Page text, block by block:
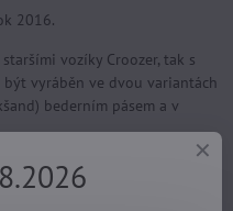
2016.
vozíky Croozer, tak s
být vyráběn ve dvou variantách
bederním pásem a v
lyží zacvaknout do vázání,
Cena setu bez lyží bude